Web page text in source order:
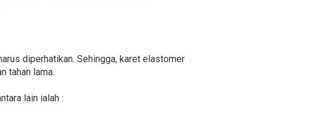
diperhatikan. Sehingga, karet elastomer
tahan lama.
lain ialah :